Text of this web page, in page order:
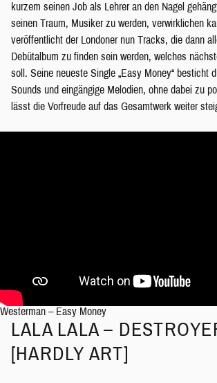
kurzem seinen Job als Lehrer an den Nagel
seinen Traum, Musiker zu werden, verwirklichen
veröffentlicht der Londoner nun Tracks, die dann
Debütalbum zu finden sein werden, welches
soll. Seine neueste Single „Easy Money“ besticht
Sounds und eingängige Melodien, ohne dabei zu
lässt die Vorfreude auf das Gesamtwerk weiter
Westerman – Easy Money
LALA LALA –
[HARDLY ART]